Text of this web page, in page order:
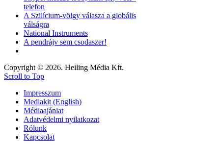
telefon
A Szilícium-völgy válasza a globális
válságra
National Instruments
A pendrájv sem csodaszer!
Copyright © 2026. Heiling Média Kft.
Scroll to Top
Impresszum
Mediakit (English)
Médiaajánlat
Adatvédelmi nyilatkozat
Rólunk
Kapcsolat